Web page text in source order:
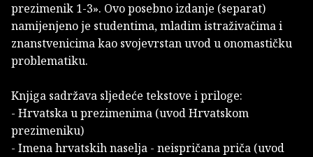
prezimenik 1-3». Ovo posebno izdanje (separat)
namijenjeno je studentima, mladim istraživačima i
znanstvenicima kao svojevrstan uvod u onomastičku
problematiku.
Knjiga sadržava sljedeće tekstove i priloge:
- Hrvatska u prezimenima (uvod Hrvatskom
prezimeniku)
- Imena hrvatskih naselja - neispričana priča (uvod